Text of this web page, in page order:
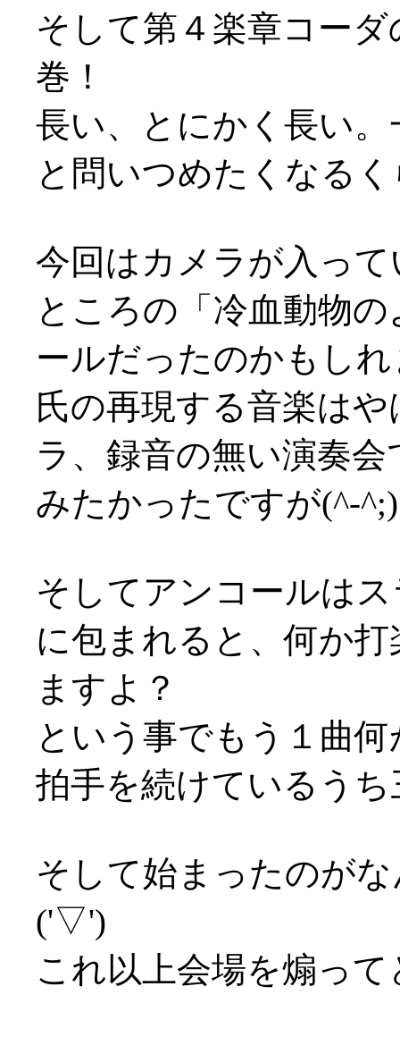
そして第４楽章コー
巻！
長い、とにかく長い
と問いつめたくなる
今回はカメラが入っ
ところの「冷血動物
ールだったのかもし
氏の再現する音楽は
ラ、録音の無い演奏
みたかったですが(^-
そしてアンコールは
に包まれると、何か
ますよ？
という事でもう１曲
拍手を続けているう
そして始まったのが
('▽')
これ以上会場を煽っ